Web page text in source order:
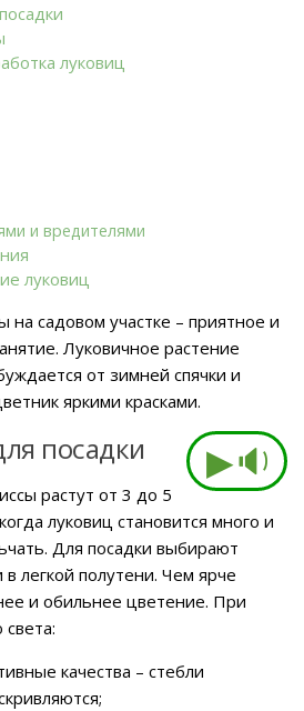
луковиц
и вредителями
луковиц
садовом участке – приятное и
Луковичное растение
от зимней спячки и
яркими красками.
▶🔉
посадки
растут от 3 до 5
луковиц становится много и
Для посадки выбирают
в легкой полутени. Чем ярче
и обильнее цветение. При
качества – стебли